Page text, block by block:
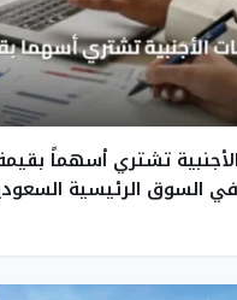
السوق الرئيسية